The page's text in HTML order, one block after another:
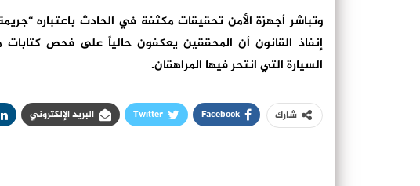
وتباشر أجهزة الأمن تحقيقات مكثفة في الحادث باعتباره
إنفاذ القانون أن المحققين يعكفون حالياً على فحص كتابات
السيارة التي انتحر فيها المراهقان.
شارك Facebook
Twitter البريد الإلكتروني